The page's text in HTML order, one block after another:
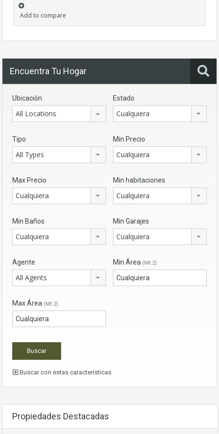
Add to compare
Encuentra Tu Hogar
Ubicación
All Locations
Estado
Cualquiera
Tipo
All Types
Min Precio
Cualquiera
Max Precio
Cualquiera
Min habitaciones
Cualquiera
Min Baños
Cualquiera
Min Garajes
Cualquiera
Agente
All Agents
Min Área (Mt 2)
Max Área (Mt 2)
Buscar con estas características
Propiedades Destacadas